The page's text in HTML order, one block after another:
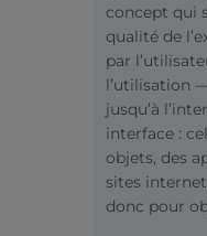
concept qui
qualité de
par
l’utilisation
jusqu’à
interface :
objets, des
sites
donc pour